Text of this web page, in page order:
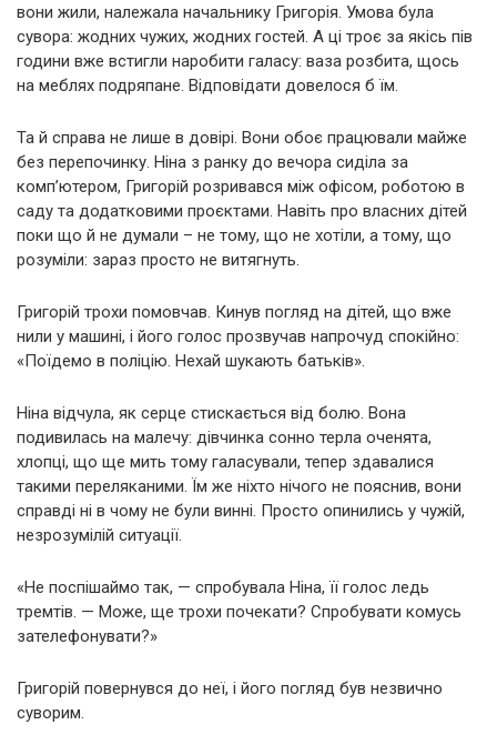
вони жили, належала начальнику Григорія. Умова була
сувора: жодних чужих, жодних гостей. А ці троє за якісь пів
години вже встигли наробити галасу: ваза розбита, щось
на меблях подряпане. Відповідати довелося б їм.
Та й справа не лише в довірі. Вони обоє працювали майже
без перепочинку. Ніна з ранку до вечора сиділа за
комп’ютером, Григорій розривався між офісом, роботою в
саду та додатковими проєктами. Навіть про власних дітей
поки що й не думали – не тому, що не хотіли, а тому, що
розуміли: зараз просто не витягнуть.
Григорій трохи помовчав. Кинув погляд на дітей, що вже
нили у машині, і його голос прозвучав напрочуд спокійно:
«Поїдемо в поліцію. Нехай шукають батьків».
Ніна відчула, як серце стискається від болю. Вона
подивилась на малечу: дівчинка сонно терла оченята,
хлопці, що ще мить тому галасували, тепер здавалися
такими переляканими. Їм же ніхто нічого не пояснив, вони
справді ні в чому не були винні. Просто опинились у чужій,
незрозумілій ситуації.
«Не поспішаймо так, — спробувала Ніна, її голос ледь
тремтів. — Може, ще трохи почекати? Спробувати комусь
зателефонувати?»
Григорій повернувся до неї, і його погляд був незвично
суворим.